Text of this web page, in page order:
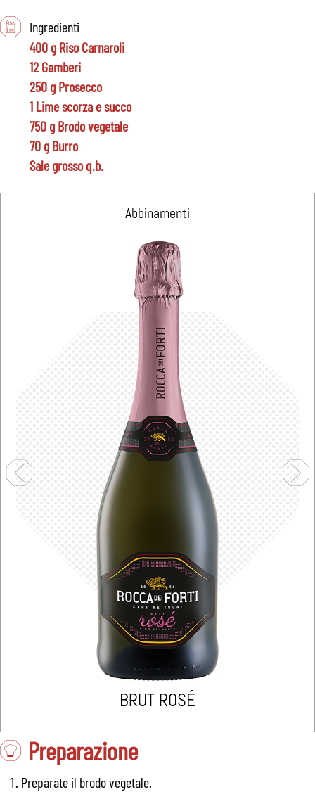
Preparazione
Preparate il brodo vegetale.
Ingredienti
400 g Riso Carnaroli
12 Gamberi
250 g Prosecco
1 Lime scorza e succo
750 g Brodo vegetale
70 g Burro
Sale grosso q.b.
Abbinamenti
BRUT ROSÉ